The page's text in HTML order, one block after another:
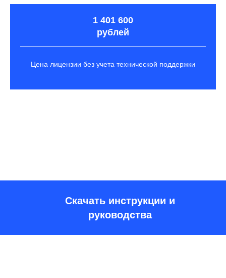
1 401 600
рублей
Цена лицензии без учета технической поддержки
Скачать инструкции и
руководства